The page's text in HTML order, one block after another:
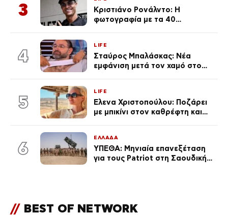
3
Κριστιάνο Ρονάλντο: Η
φωτογραφία με τα 40
εκ. likes
4
LIFE
Σταύρος Μπαλάσκας: Νέα
εμφάνιση μετά τον χαμό στο
5
LIFE
Έλενα Χριστοπούλου: Ποζάρει
με μπικίνι στον καθρέφτη και
καθεμία…» (Βίντεο)
6
ΕΛΛΑΔΑ
ΥΠΕΘΑ: Μηνιαία επανεξέταση
για τους Patriot στη Σαουδική
// BEST OF NETWORK